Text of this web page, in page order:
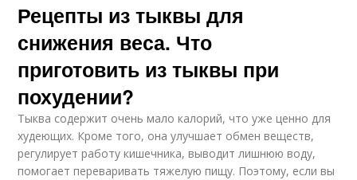
Рецепты из тыквы для
снижения веса. Что
приготовить из тыквы при
похудении?
Тыква содержит очень мало калорий, что уже ценно для
худеющих. Кроме того, она улучшает обмен веществ,
регулирует работу кишечника, выводит лишнюю воду,
помогает переваривать тяжелую пищу. Поэтому, если вы